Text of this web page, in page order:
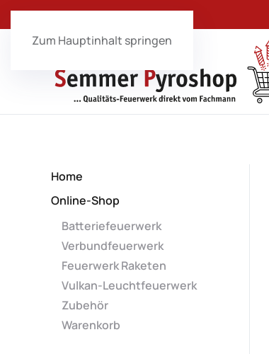
Zum Hauptinhalt springen
Home
Online-Shop
Batteriefeuerwerk
Verbundfeuerwerk
Feuerwerk Raketen
Vulkan-Leuchtfeuerwerk
Zubehör
Warenkorb